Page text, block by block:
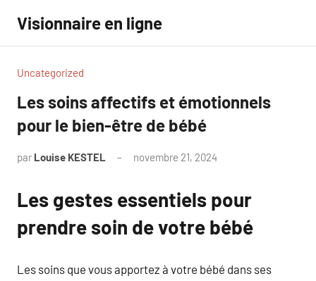
contenu
Visionnaire en ligne
Uncategorized
Les soins affectifs et émotionnels
pour le bien-être de bébé
par Louise KESTEL novembre 21, 2024
Les gestes essentiels pour
prendre soin de votre bébé
Les soins que vous apportez à votre bébé dans ses